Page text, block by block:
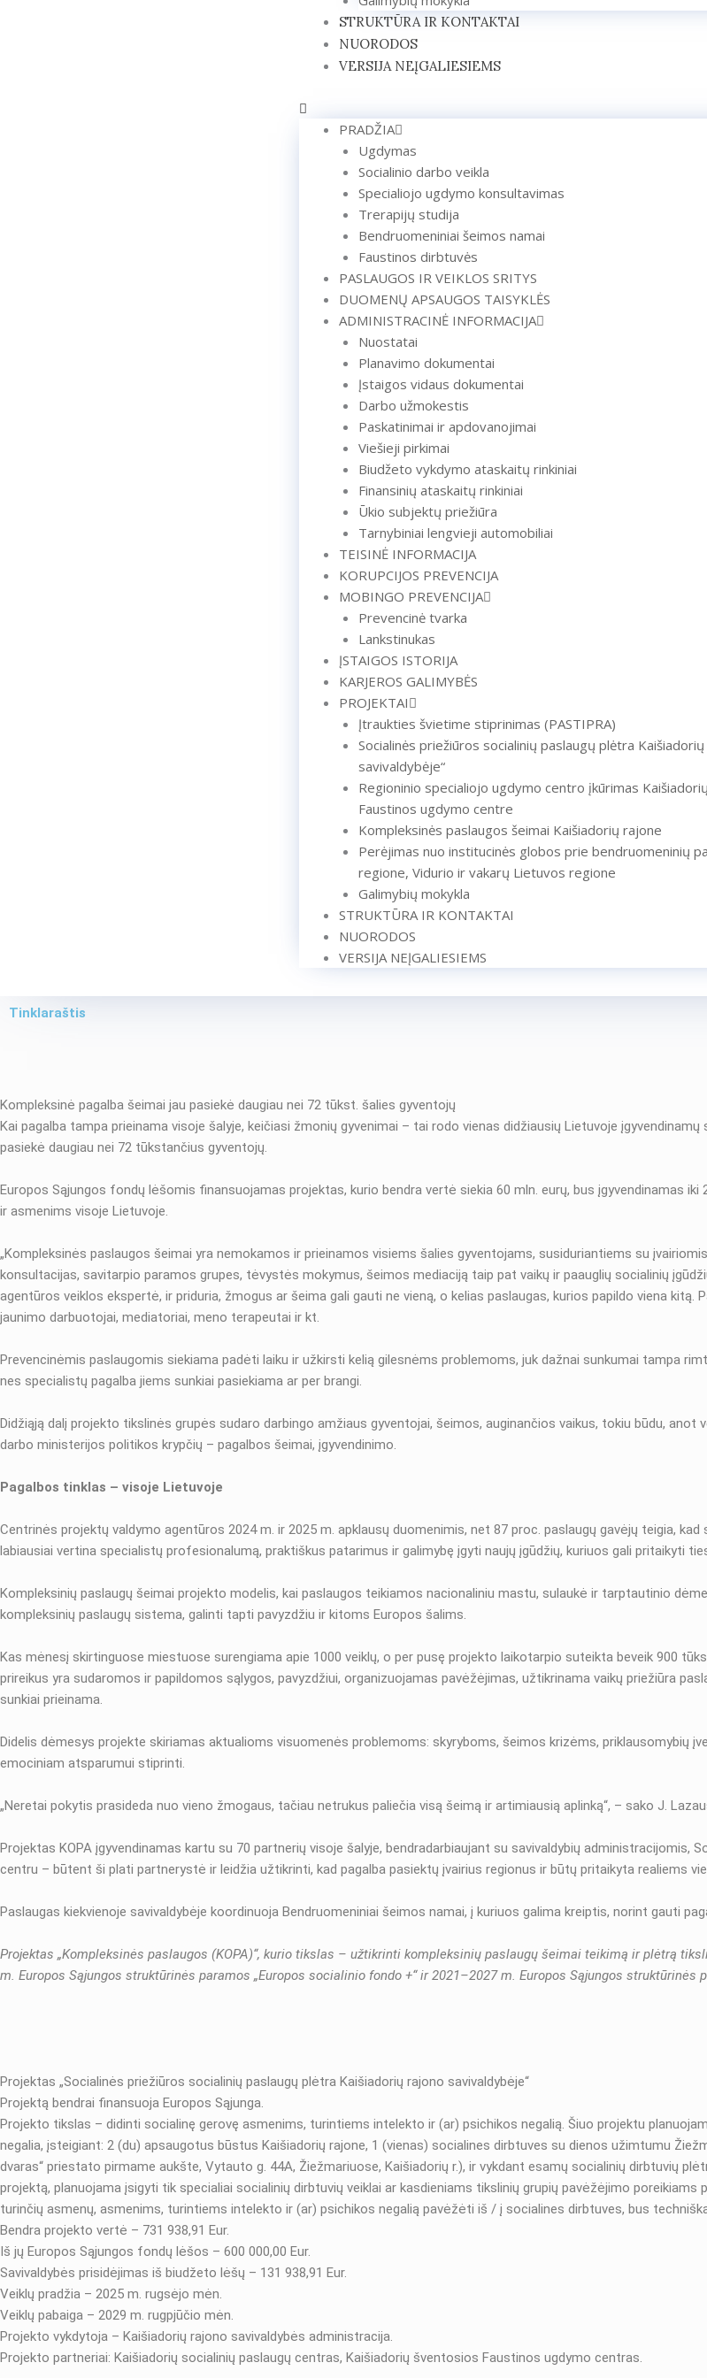
STRUKTŪRA IR KONTAKTAI
NUORODOS
VERSIJA NEĮGALIESIEMS
PRADŽIA
Ugdymas
Socialinio darbo veikla
Specialiojo ugdymo konsultavimas
Trerapijų studija
Bendruomeniniai šeimos namai
Faustinos dirbtuvės
PASLAUGOS IR VEIKLOS SRITYS
DUOMENŲ APSAUGOS TAISYKLĖS
ADMINISTRACINĖ INFORMACIJA
Nuostatai
Planavimo dokumentai
Įstaigos vidaus dokumentai
Darbo užmokestis
Paskatinimai ir apdovanojimai
Viešieji pirkimai
Biudžeto vykdymo ataskaitų rinkiniai
Finansinių ataskaitų rinkiniai
Ūkio subjektų priežiūra
Tarnybiniai lengvieji automobiliai
TEISINĖ INFORMACIJA
KORUPCIJOS PREVENCIJA
MOBINGO PREVENCIJA
Prevencinė tvarka
Lankstinukas
ĮSTAIGOS ISTORIJA
KARJEROS GALIMYBĖS
PROJEKTAI
Įtraukties švietime stiprinimas (PASTIPRA)
Socialinės priežiūros socialinių paslaugų plėtra
savivaldybėje“
Regioninio specialiojo ugdymo centro įkūrimas
Faustinos ugdymo centre
Kompleksinės paslaugos šeimai Kaišiadorių rajone
Perėjimas nuo institucinės globos prie bendruomeninių
regione, Vidurio ir vakarų Lietuvos regione
Galimybių mokykla
STRUKTŪRA IR KONTAKTAI
NUORODOS
VERSIJA NEĮGALIESIEMS
Tinklaraštis
Kompleksinė pagalba šeimai jau pasiekė daugiau nei 72 tūkst. šalies gyventojų
Kai pagalba tampa prieinama visoje šalyje, keičiasi žmonių gyvenimai – tai rodo vienas didžiausių Lietuvoje
pasiekė daugiau nei 72 tūkstančius gyventojų.
Europos Sąjungos fondų lėšomis finansuojamas projektas, kurio bendra vertė siekia 60 mln. eurų, bus įgyvendinamas iki
ir asmenims visoje Lietuvoje.
„Kompleksinės paslaugos šeimai yra nemokamos ir prieinamos visiems šalies gyventojams, susiduriantiems su
konsultacijas, savitarpio paramos grupes, tėvystės mokymus, šeimos mediaciją taip pat vaikų ir paauglių socialinių
agentūros veiklos ekspertė, ir priduria, žmogus ar šeima gali gauti ne vieną, o kelias paslaugas, kurios papildo viena
jaunimo darbuotojai, mediatoriai, meno terapeutai ir kt.
Prevencinėmis paslaugomis siekiama padėti laiku ir užkirsti kelią gilesnėms problemoms, juk dažnai sunkumai tampa
nes specialistų pagalba jiems sunkiai pasiekiama ar per brangi.
Didžiąją dalį projekto tikslinės grupės sudaro darbingo amžiaus gyventojai, šeimos, auginančios vaikus, tokiu būdu,
darbo ministerijos politikos krypčių – pagalbos šeimai, įgyvendinimo.
Pagalbos tinklas – visoje Lietuvoje
Centrinės projektų valdymo agentūros 2024 m. ir 2025 m. apklausų duomenimis, net 87 proc. paslaugų gavėjų teigia,
labiausiai vertina specialistų profesionalumą, praktiškus patarimus ir galimybę įgyti naujų įgūdžių, kuriuos gali pritaikyti
Kompleksinių paslaugų šeimai projekto modelis, kai paslaugos teikiamos nacionaliniu mastu, sulaukė ir tarptautinio
kompleksinių paslaugų sistema, galinti tapti pavyzdžiu ir kitoms Europos šalims.
Kas mėnesį skirtinguose miestuose surengiama apie 1000 veiklų, o per pusę projekto laikotarpio suteikta beveik 900
prireikus yra sudaromos ir papildomos sąlygos, pavyzdžiui, organizuojamas pavėžėjimas, užtikrinama vaikų priežiūra
sunkiai prieinama.
Didelis dėmesys projekte skiriamas aktualioms visuomenės problemoms: skyryboms, šeimos krizėms, priklausomybių
emociniam atsparumui stiprinti.
„Neretai pokytis prasideda nuo vieno žmogaus, tačiau netrukus paliečia visą šeimą ir artimiausią aplinką“, – sako J.
Projektas KOPA įgyvendinamas kartu su 70 partnerių visoje šalyje, bendradarbiaujant su savivaldybių
centru – būtent ši plati partnerystė ir leidžia užtikrinti, kad pagalba pasiektų įvairius regionus ir būtų pritaikyta realiems
Paslaugas kiekvienoje savivaldybėje koordinuoja Bendruomeniniai šeimos namai, į kuriuos galima kreiptis, norint gauti
Projektas „Kompleksinės paslaugos (KOPA)“, kurio tikslas – užtikrinti kompleksinių paslaugų šeimai teikimą ir plėtrą
m. Europos Sąjungos struktūrinės paramos „Europos socialinio fondo +“ ir 2021–2027 m. Europos Sąjungos struktūrinės
Projektas „Socialinės priežiūros socialinių paslaugų plėtra Kaišiadorių rajono savivaldybėje“
Projektą bendrai finansuoja Europos Sąjunga.
Projekto tikslas – didinti socialinę gerovę asmenims, turintiems intelekto ir (ar) psichikos negalią. Šiuo projektu
negalia, įsteigiant: 2 (du) apsaugotus būstus Kaišiadorių rajone, 1 (vienas) socialines dirbtuves su dienos užimtumu
dvaras“ priestato pirmame aukšte, Vytauto g. 44A, Žiežmariuose, Kaišiadorių r.), ir vykdant esamų socialinių dirbtuvių
projektą, planuojama įsigyti tik specialiai socialinių dirbtuvių veiklai ar kasdieniams tikslinių grupių pavėžėjimo
turinčių asmenų, asmenims, turintiems intelekto ir (ar) psichikos negalią pavėžėti iš / į socialines dirbtuves, bus
Bendra projekto vertė – 731 938,91 Eur.
Iš jų Europos Sąjungos fondų lėšos – 600 000,00 Eur.
Savivaldybės prisidėjimas iš biudžeto lėšų – 131 938,91 Eur.
Veiklų pradžia – 2025 m. rugsėjo mėn.
Veiklų pabaiga – 2029 m. rugpjūčio mėn.
Projekto vykdytoja – Kaišiadorių rajono savivaldybės administracija.
Projekto partneriai: Kaišiadorių socialinių paslaugų centras, Kaišiadorių šventosios Faustinos ugdymo centras.